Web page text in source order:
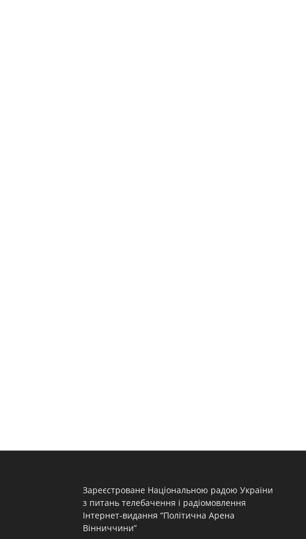
Зареєстроване Національною радою України
з питань телебачення і радіомовлення
Інтернет-видання “Політична Арена
Вінниччини”